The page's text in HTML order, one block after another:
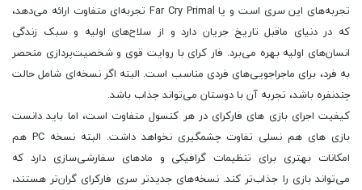
تجربه‌های این سری است و یا Far Cry Primal تجربه‌ای متفاوت ارائه می‌دهد،
که در دنیای ماقبل تاریخ جریان دارد و از سلاح‌های اولیه و سبک زندگی
انسان‌های اولیه بهره می‌برد. فار کرای با روایت قوی و شخصیت‌پردازی منحصر
به فرد، برای ماجراجویی‌های فردی مناسب است. البته اگر نسخه‌ای شامل حالت
چندنفره باشد، تجربه آن با دوستان می‌تواند جذاب باشد.
کیفیت اجرای بازی های فارکرای در هر کنسول متفاوت است، اما باید دانست
بازی های هم نسلی تفاوت چشمگیری نخواهد داشت. البته نسخه PC هم
امکانات بهتری برای تنظیمات گرافیکی و مادهای سفارشی‌سازی دارد که
می‌تواند بازی را جذاب‌تر کند. نسخه‌های جدیدتر سری فارکرای گران‌تر هستند،